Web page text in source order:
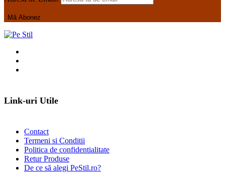
Link-uri Utile
Contact
Termeni si Conditii
Politica de confidentialitate
Retur Produse
De ce să alegi PeStil.ro?